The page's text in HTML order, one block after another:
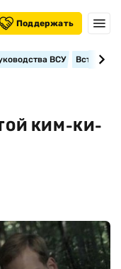
Поддержать
ВСУ
КИМ-КИ-